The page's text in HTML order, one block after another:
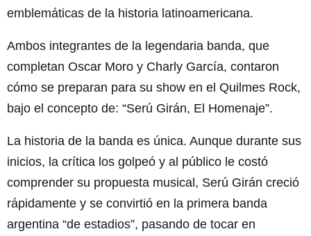
emblemáticas de la historia latinoamericana.
Ambos integrantes de la legendaria banda, que
completan Oscar Moro y Charly García, contaron
cómo se preparan para su show en el Quilmes Rock,
bajo el concepto de: “Serú Girán, El Homenaje”.
La historia de la banda es única. Aunque durante sus
inicios, la crítica los golpeó y al público le costó
comprender su propuesta musical, Serú Girán creció
rápidamente y se convirtió en la primera banda
argentina “de estadios”, pasando de tocar en